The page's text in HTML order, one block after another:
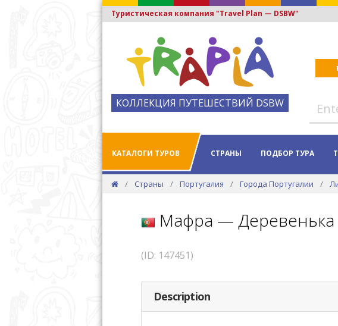
Туристическая компания "Travel Plan — DSBW"
КОЛЛЕКЦИЯ ПУТЕШЕСТВИЙ DSBW
КАТАЛОГИ ТУРОВ СТРАНЫ ПОДБОР ТУРА
Страны Португалия Города Португалии
Мафра —
(ID: 147451)
Description